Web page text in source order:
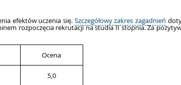
efektów uczenia się. Szczegółowy zakres zagadnień
rozpoczęcia rekrutacji na studia II stopnia. Za
Ocena
5,0